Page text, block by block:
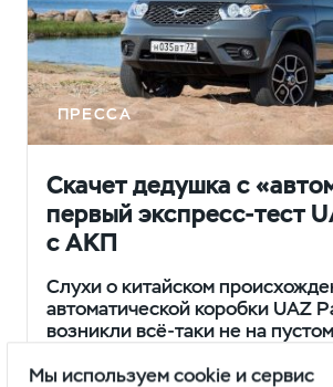
ПРЕССА
Скачет дедушка с
первый экспресс-тест
с АКП
Слухи о китайском
автоматической коробки UAZ
возникли всё-таки не на
менеджеры УАЗа взяли и
Мы используем cookie и сервис